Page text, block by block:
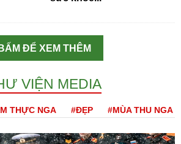
BẤM ĐỂ XEM THÊM
VIỆN MEDIA
THỰC NGA #ĐẸP #MÙA THU NGA